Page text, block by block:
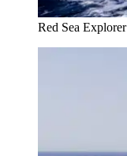
Red Sea Explorer